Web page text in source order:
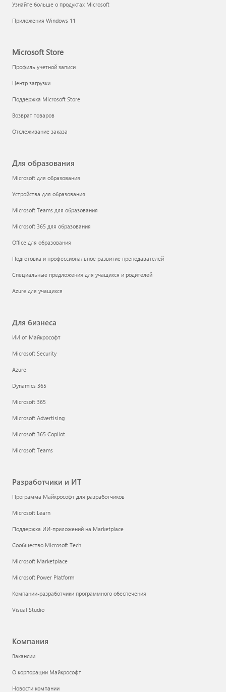
Узнайте больше о продуктах Microsoft
Приложения Windows 11
Microsoft Store
Профиль учетной записи
Центр загрузки
Поддержка Microsoft Store
Возврат товаров
Отслеживание заказа
Для образования
Microsoft для образования
Устройства для образования
Microsoft Teams для образования
Microsoft 365 для образования
Office для образования
Подготовка и профессиональное развитие преподавателей
Специальные предложения для учащихся и родителей
Azure для учащихся
Для бизнеса
ИИ от Майкрософт
Microsoft Security
Azure
Dynamics 365
Microsoft 365
Microsoft Advertising
Microsoft 365 Copilot
Microsoft Teams
Разработчики и ИТ
Программа Майкрософт для разработчиков
Microsoft Learn
Поддержка ИИ-приложений на Marketplace
Сообщество Microsoft Tech
Microsoft Marketplace
Microsoft Power Platform
Компании-разработчики программного обеспечения
Visual Studio
Компания
Вакансии
О корпорации Майкрософт
Новости компании